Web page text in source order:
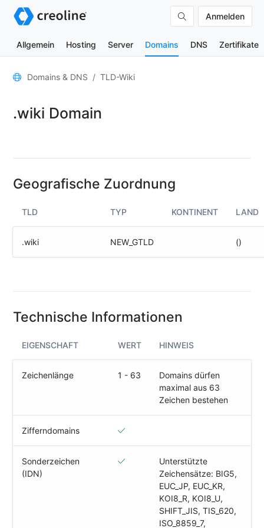
Anmelden
Allgemein Hosting Server Domains DNS Zertifikate
Allgemein
Kontakte
DNS-
Lookup
HTTP-
Test
HTTP-
Test
Whois
Responsible
Disclosure
WEITERE
Domains & DNS TLD-Wiki
.wiki Domain
Geografische Zuordnung
TLD TYP KONTINENT LAND
.wiki NEW_GTLD ()
Technische Informationen
EIGENSCHAFT WERT HINWEIS
Zeichenlänge 1 - 63
Domains dürfen
maximal aus 63
Zeichen bestehen
Zifferndomains
Sonderzeichen
(IDN)
Unterstützte
Zeichensätze: BIG5,
EUC_JP, EUC_KR,
KOI8_R, KOI8_U,
SHIFT_JIS, TIS_620,
ISO_8859_7,